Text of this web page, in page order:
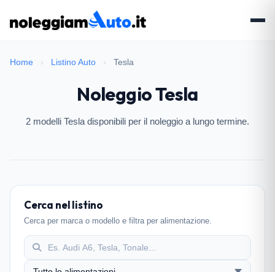
Home › Listino Auto › Tesla
Noleggio Tesla
2 modelli Tesla disponibili per il noleggio a lungo termine.
Cerca nel listino
Cerca per marca o modello e filtra per alimentazione.